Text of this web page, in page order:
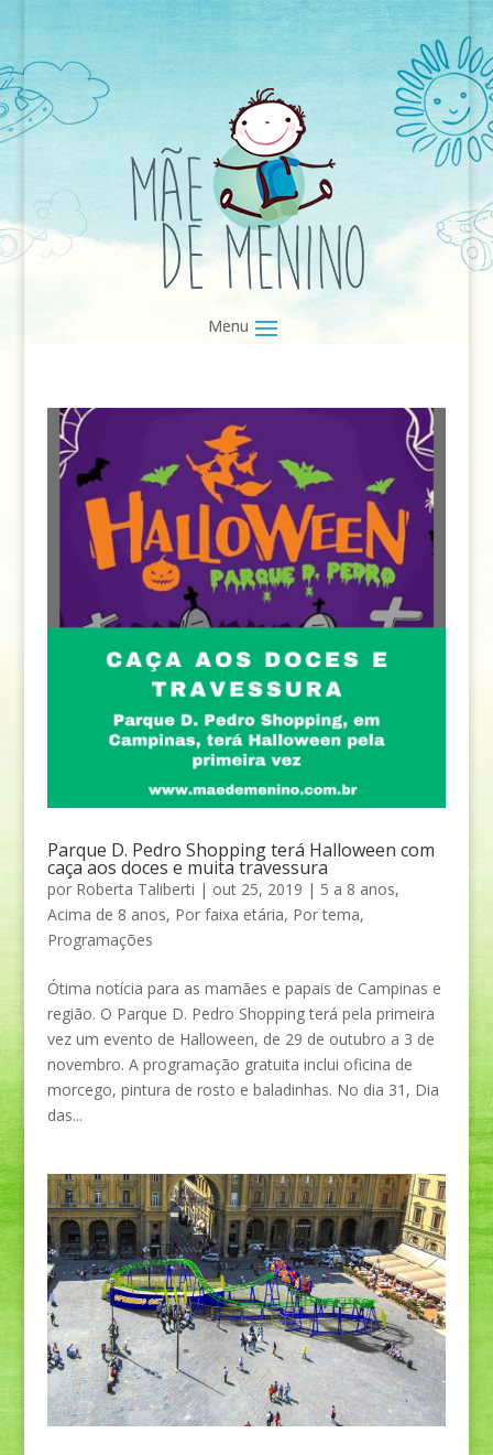
Parque D. Pedro Shopping terá Halloween com
caça aos doces e muita travessura
por Roberta Taliberti | out 25, 2019 | 5 a 8 anos,
Acima de 8 anos, Por faixa etária, Por tema,
Programações
Ótima notícia para as mamães e papais de Campinas e
região. O Parque D. Pedro Shopping terá pela primeira
vez um evento de Halloween, de 29 de outubro a 3 de
novembro. A programação gratuita inclui oficina de
morcego, pintura de rosto e baladinhas. No dia 31, Dia
das...